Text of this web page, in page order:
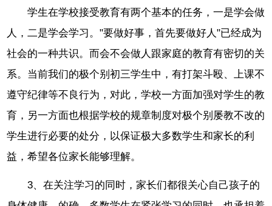
学生在学校接受教育有两个基本的任务，一是学会做
人，二是学会学习。"要做好事，首先要做好人"已经成为
社会的一种共识。而会不会做人跟家庭的教育有密切的关
系。当前我们的极个别初三学生中，有打架斗殴、上课不
遵守纪律等不良行为，对此，学校一方面加强对学生的教
育，另一方面也根据学校的规章制度对极个别屡教不改的
学生进行必要的处分，以保证极大多数学生和家长的利
益，希望各位家长能够理解。
3、在关注学习的同时，家长们都很关心自己孩子的